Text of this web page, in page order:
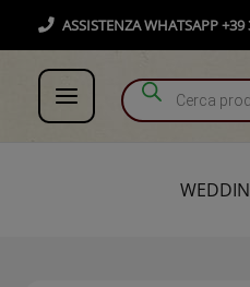
contenuto
ASSISTENZA WHATSAPP